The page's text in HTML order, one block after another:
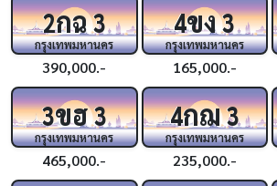
2กฉ3
กรุงเทพมหานคร
390,000.-
4ขง3
กรุงเทพมหานคร
165,000.-
3ขฮ3
กรุงเทพมหานคร
465,000.-
4กฌ3
กรุงเทพมหานคร
235,000.-